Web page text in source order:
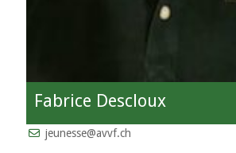
Fabrice Descloux
jeunesse@avvf.ch